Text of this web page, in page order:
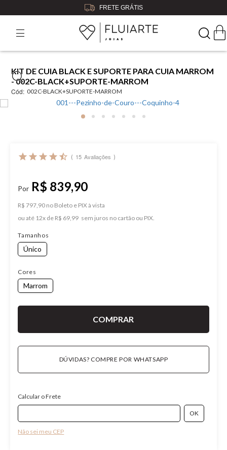
KIT DE CUIA BLACK E SUPORTE PARA CUIA MARROM
- 002C-BLACK+SUPORTE-MARROM
Cód: 002C-BLACK+SUPORTE-MARROM
15 Avaliações
R$ 839,90
R$ 797,90 no Boleto e PIX
ou
12x de R$ 69,99
Tamanhos
Único
Cores
Marrom
DÚVIDAS? COMPRE POR WHATSAPP
Calcular o Frete
Não sei meu CEP